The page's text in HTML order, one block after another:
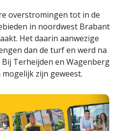
overstromingen tot in de
in noordwest Brabant
Het daarin aanwezige
dan de turf en werd na
Terheijden en Wagenberg
zijn geweest.